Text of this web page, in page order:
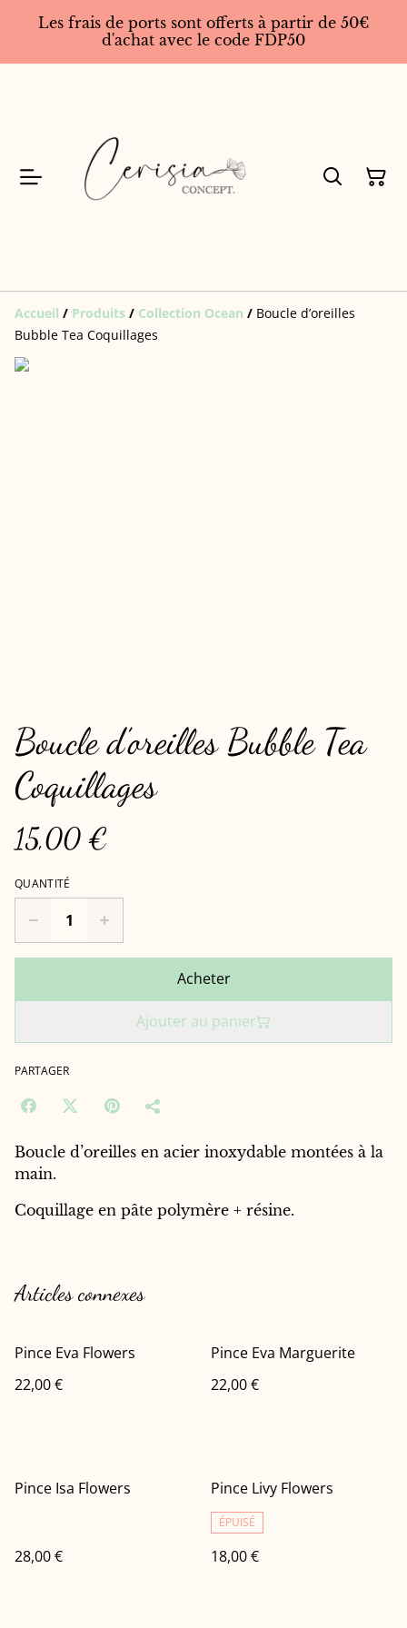
Les frais de ports sont offerts à partir de 50€
d'achat avec le code FDP50
Accueil / Produits / Collection Ocean / Boucle d’oreilles
Bubble Tea Coquillages
Boucle d’oreilles Bubble Tea
Coquillages
15,00 €
QUANTITÉ
Acheter
Ajouter au panier
PARTAGER
Boucle d’oreilles en acier inoxydable montées à la
main.
Coquillage en pâte polymère + résine.
Articles connexes
Pince Eva Flowers
22,00 €
Pince Eva Marguerite
22,00 €
Pince Isa Flowers
28,00 €
Pince Livy Flowers
ÉPUISÉ
18,00 €